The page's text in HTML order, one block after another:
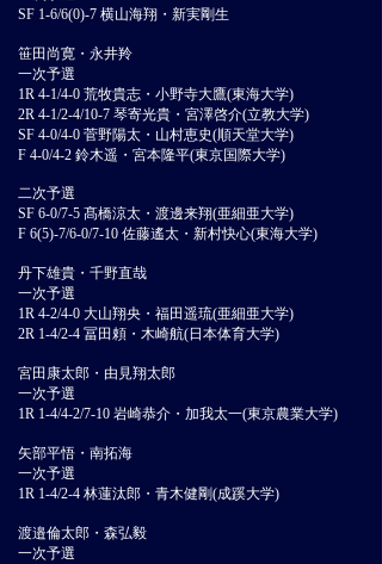
SF 1-6/6(0)-7 横山海翔・新実剛生
笹田尚寛・永井羚
一次予選
1R 4-1/4-0 荒牧貴志・小野寺大鷹(東海大学)
2R 4-1/2-4/10-7 琴寄光貴・宮澤啓介(立教大学)
SF 4-0/4-0 菅野陽太・山村恵史(順天堂大学)
F 4-0/4-2 鈴木遥・宮本隆平(東京国際大学)
二次予選
SF 6-0/7-5 髙橋涼太・渡邊来翔(亜細亜大学)
F 6(5)-7/6-0/7-10 佐藤遙太・新村快心(東海大学)
丹下雄貴・千野直哉
一次予選
1R 4-2/4-0 大山翔央・福田遥琉(亜細亜大学)
2R 1-4/2-4 冨田頼・木崎航(日本体育大学)
宮田康太郎・由見翔太郎
一次予選
1R 1-4/4-2/7-10 岩崎恭介・加我太一(東京農業大学)
矢部平悟・南拓海
一次予選
1R 1-4/2-4 林蓮汰郎・青木健剛(成蹊大学)
渡邉倫太郎・森弘毅
一次予選